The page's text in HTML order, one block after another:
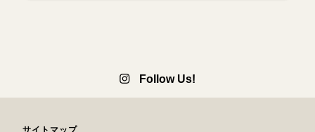
Follow Us!
サイトマップ